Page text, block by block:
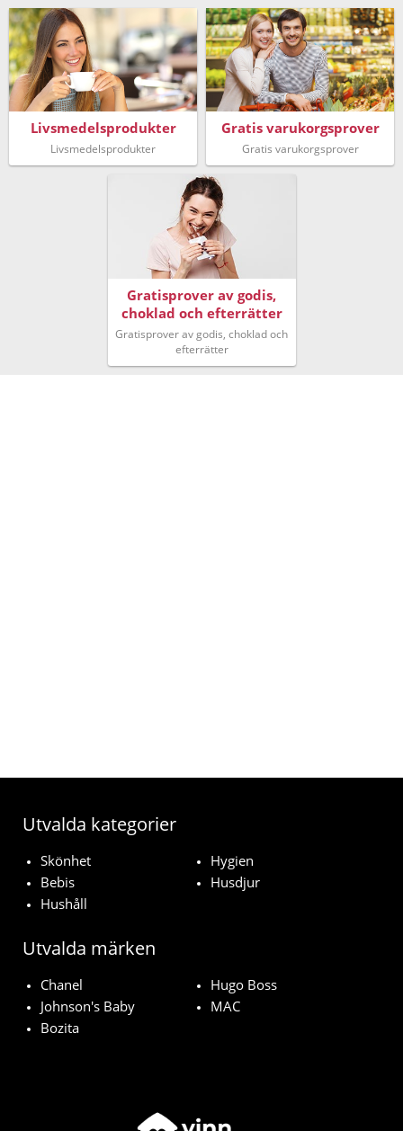
Livsmedelsprodukter
Livsmedelsprodukter
Gratis varukorgsprover
Gratis varukorgsprover
Gratisprover av godis,
choklad och efterrätter
Gratisprover av godis, choklad och
efterrätter
Utvalda kategorier
Skönhet
Hygien
Bebis
Husdjur
Hushåll
Utvalda märken
Chanel
Hugo Boss
Johnson's Baby
MAC
Bozita